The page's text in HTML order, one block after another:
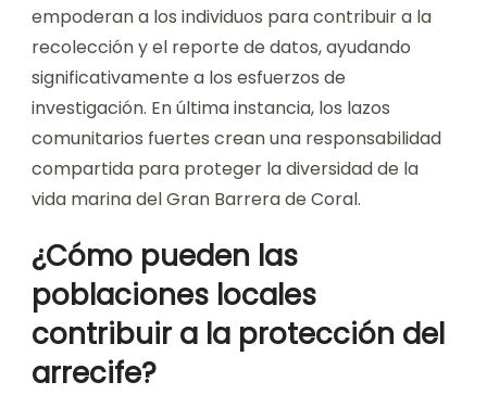
empoderan a los individuos para contribuir a la
recolección y el reporte de datos, ayudando
significativamente a los esfuerzos de
investigación. En última instancia, los lazos
comunitarios fuertes crean una responsabilidad
compartida para proteger la diversidad de la
vida marina del Gran Barrera de Coral.
¿Cómo pueden las
poblaciones locales
contribuir a la protección del
arrecife?